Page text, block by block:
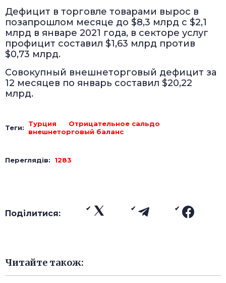
Дефицит в торговле товарами вырос в
позапрошлом месяце до $8,3 млрд с $2,1
млрд в январе 2021 года, в секторе услуг
профицит составил $1,63 млрд против
$0,73 млрд.
Совокупный внешнеторговый дефицит за
12 месяцев по январь составил $20,22
млрд.
Теги: Турция
Отрицательное сальдо
внешнеторговый баланс
Переглядів: 1283
Поділитися:
Читайте також: